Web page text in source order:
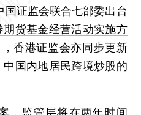
证监会联合七部委出台
货基金经营活动实施方
香港证监会亦同步更新
国内地居民跨境炒股的
监管层将在两年时间